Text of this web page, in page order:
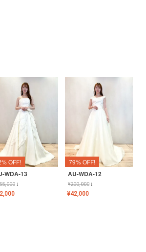
OFF!
WDA-13
↓
79% OFF!
AU-WDA-12
¥200,000↓
¥42,000